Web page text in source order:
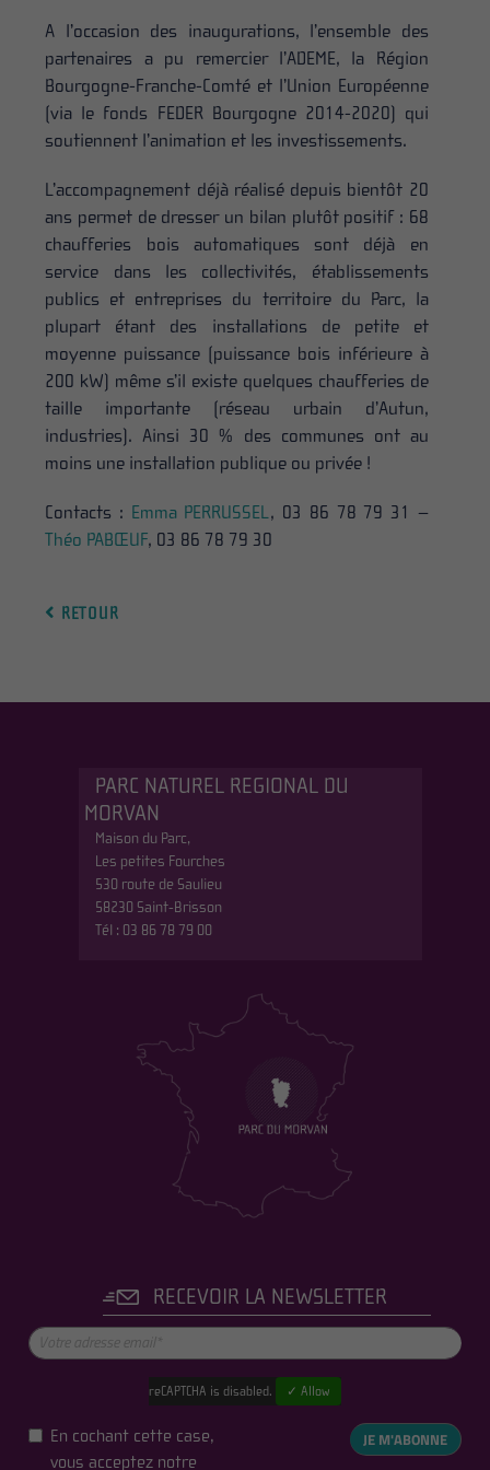
A l’occasion des inaugurations, l’ensemble des
partenaires a pu remercier l’ADEME, la Région
Bourgogne-Franche-Comté et l’Union Européenne
(via le fonds FEDER Bourgogne 2014-2020) qui
soutiennent l’animation et les investissements.
L’accompagnement déjà réalisé depuis bientôt 20
ans permet de dresser un bilan plutôt positif : 68
chaufferies bois automatiques sont déjà en
service dans les collectivités, établissements
publics et entreprises du territoire du Parc, la
plupart étant des installations de petite et
moyenne puissance (puissance bois inférieure à
200 kW) même s’il existe quelques chaufferies de
taille importante (réseau urbain d’Autun,
industries). Ainsi 30 % des communes ont au
moins une installation publique ou privée !
Contacts : Emma PERRUSSEL, 03 86 78 79 31 –
Théo PABŒUF, 03 86 78 79 30
RETOUR
PARC NATUREL REGIONAL DU
MORVAN
Maison du Parc,
Les petites Fourches
530 route de Saulieu
58230 Saint-Brisson
Tél : 03 86 78 79 00
RECEVOIR LA NEWSLETTER
reCAPTCHA is disabled. ✓ Allow
En cochant cette case,
vous acceptez notre
JE M'ABONNE